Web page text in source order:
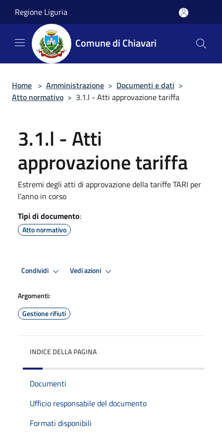
Regione Liguria
Comune di Chiavari
Home > Amministrazione > Documenti e dati >
Atto normativo > 3.1.l - Atti approvazione tariffa
3.1.l - Atti
approvazione tariffa
Estremi degli atti di approvazione della tariffe TARI per
l’anno in corso
Tipi di documento:
Atto normativo
Condividi Vedi azioni
Argomenti:
Gestione rifiuti
INDICE DELLA PAGINA
Documenti
Ufficio responsabile del documento
Formati disponibili